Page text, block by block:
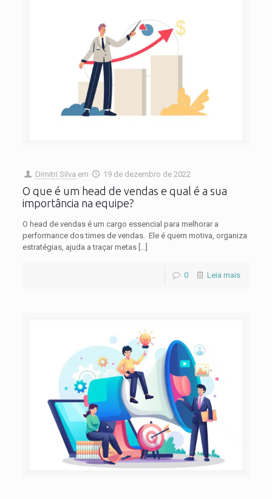
Dimitri Silva em 19 de dezembro de 2022
O que é um head de vendas e qual é a sua
importância na equipe?
O head de vendas é um cargo essencial para melhorar a
performance dos times de vendas. Ele é quem motiva, organiza
estratégias, ajuda a traçar metas[…]
0 Leia mais